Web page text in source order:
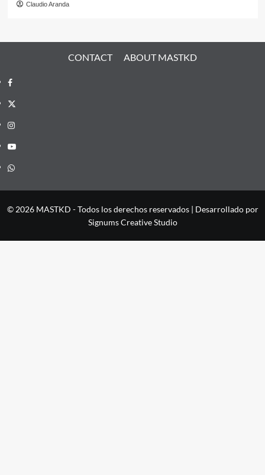
Claudio Aranda
CONTACT ABOUT MASTKD
Facebook
X
Instagram
YouTube
Whatsapp